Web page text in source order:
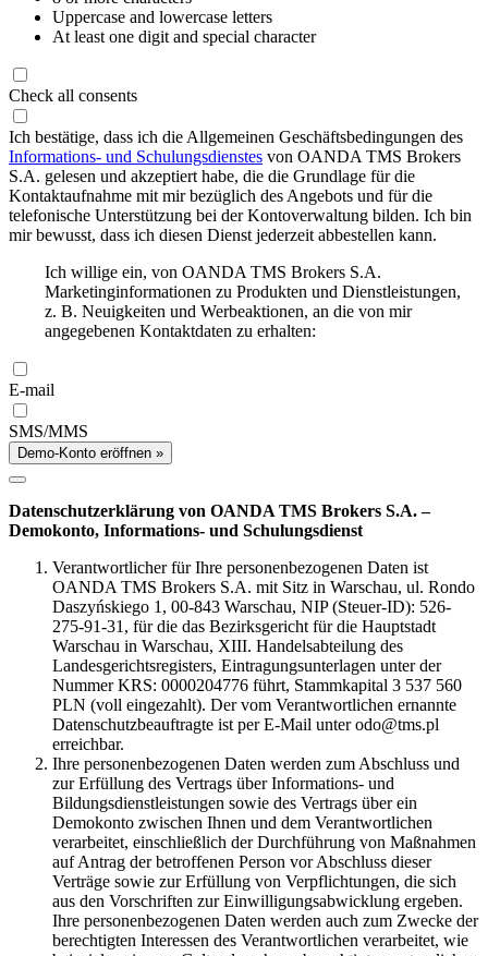
Uppercase and lowercase letters
At least one digit and special character
Check all consents
Ich bestätige, dass ich die Allgemeinen Geschäftsbedingungen des
Informations- und Schulungsdienstes von OANDA TMS Brokers
S.A. gelesen und akzeptiert habe, die die Grundlage für die
Kontaktaufnahme mit mir bezüglich des Angebots und für die
telefonische Unterstützung bei der Kontoverwaltung bilden. Ich bin
mir bewusst, dass ich diesen Dienst jederzeit abbestellen kann.
Ich willige ein, von OANDA TMS Brokers S.A.
Marketinginformationen zu Produkten und Dienstleistungen,
z. B. Neuigkeiten und Werbeaktionen, an die von mir
angegebenen Kontaktdaten zu erhalten:
E-mail
SMS/MMS
Demo-Konto eröffnen »
Datenschutzerklärung von OANDA TMS Brokers S.A. –
Demokonto, Informations- und Schulungsdienst
Verantwortlicher für Ihre personenbezogenen Daten ist
OANDA TMS Brokers S.A. mit Sitz in Warschau, ul. Rondo
Daszyńskiego 1, 00-843 Warschau, NIP (Steuer-ID): 526-
275-91-31, für die das Bezirksgericht für die Hauptstadt
Warschau in Warschau, XIII. Handelsabteilung des
Landesgerichtsregisters, Eintragungsunterlagen unter der
Nummer KRS: 0000204776 führt, Stammkapital 3 537 560
PLN (voll eingezahlt). Der vom Verantwortlichen ernannte
Datenschutzbeauftragte ist per E-Mail unter odo@tms.pl
erreichbar.
Ihre personenbezogenen Daten werden zum Abschluss und
zur Erfüllung des Vertrags über Informations- und
Bildungsdienstleistungen sowie des Vertrags über ein
Demokonto zwischen Ihnen und dem Verantwortlichen
verarbeitet, einschließlich der Durchführung von Maßnahmen
auf Antrag der betroffenen Person vor Abschluss dieser
Verträge sowie zur Erfüllung von Verpflichtungen, die sich
aus den Vorschriften zur Einwilligungsabwicklung ergeben.
Ihre personenbezogenen Daten werden auch zum Zwecke der
berechtigten Interessen des Verantwortlichen verarbeitet, wie